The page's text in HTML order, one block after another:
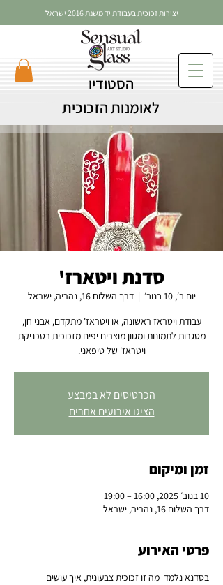
הסטודיו
לאומנות הזכוכית
יצירות זכוכית בעבודת יד משנת 2016 ישראל
סדנת ויטארז'
יום ב׳, 10 בנוב׳
  |
דרך השלום 16, נהריה, ישראל
עבודת ויטראז ראשונה, או ויטראז' מתקדם, אבני חן,
מסגרות לתמונות ומגוון מוצרים יפים מזכוכית בטכניקת
ויטראז' של טיפאני.
הכרטיסים לא במבצע
הציגו אירועים אחרים
זמן ומיקום
10 בנוב׳ 2025, 16:00 – 19:00
דרך השלום 16, נהריה, ישראל
פרטי האירוע
בסדנא נלמד  מה זו זכוכית צבעונית, איך עושים